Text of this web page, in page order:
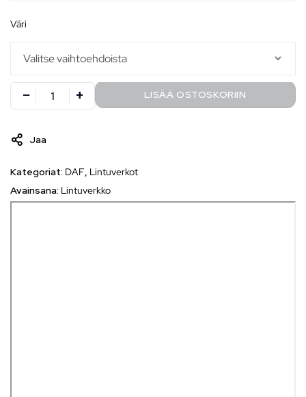
väri
LISÄÄ OSTOSKORIIN
Jaa
Kategoriat: DAF, Lintuverkot
Avainsana: Lintuverkko